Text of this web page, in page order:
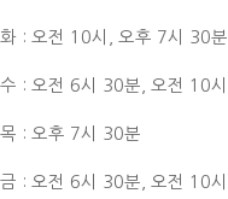
화 : 오전 10시, 오후 7시 30분
수 : 오전 6시 30분, 오전 10시
목 : 오후 7시 30분
금 : 오전 6시 30분, 오전 10시